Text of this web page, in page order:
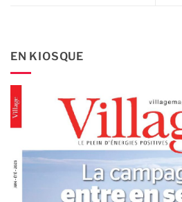
EN KIOSQUE